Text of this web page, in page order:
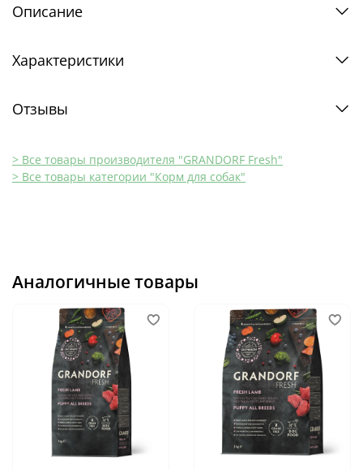
Описание
Характеристики
Отзывы
> Все товары производителя "GRANDORF Fresh"
> Все товары категории "Корм для собак"
Аналогичные товары